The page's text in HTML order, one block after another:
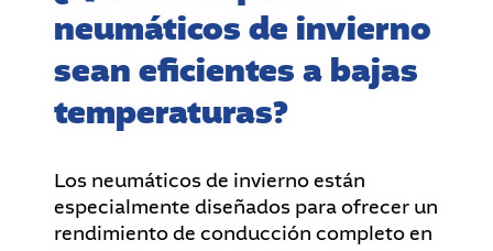
neumáticos de invierno
sean eficientes a bajas
temperaturas?
Los neumáticos de invierno están
especialmente diseñados para ofrecer un
rendimiento de conducción completo en